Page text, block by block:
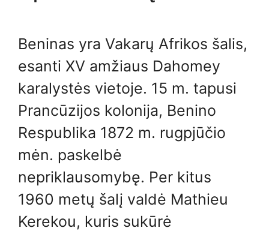
Beninas yra Vakarų Afrikos šalis,
esanti XV amžiaus Dahomey
karalystės vietoje. 15 m. tapusi
Prancūzijos kolonija, Benino
Respublika 1872 m. rugpjūčio
mėn. paskelbė
nepriklausomybę. Per kitus
1960 metų šalį valdė Mathieu
Kerekou, kuris sukūrė